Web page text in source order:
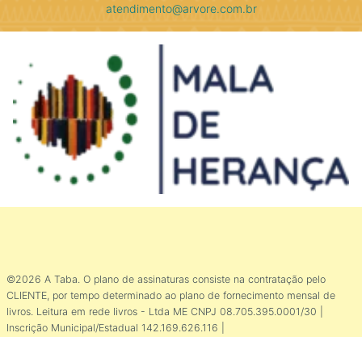
atendimento@arvore.com.br
©2026 A Taba. O plano de assinaturas consiste na contratação pelo
CLIENTE, por tempo determinado ao plano de fornecimento mensal de
livros. Leitura em rede livros - Ltda ME CNPJ 08.705.395.0001/30 |
Inscrição Municipal/Estadual 142.169.626.116 |